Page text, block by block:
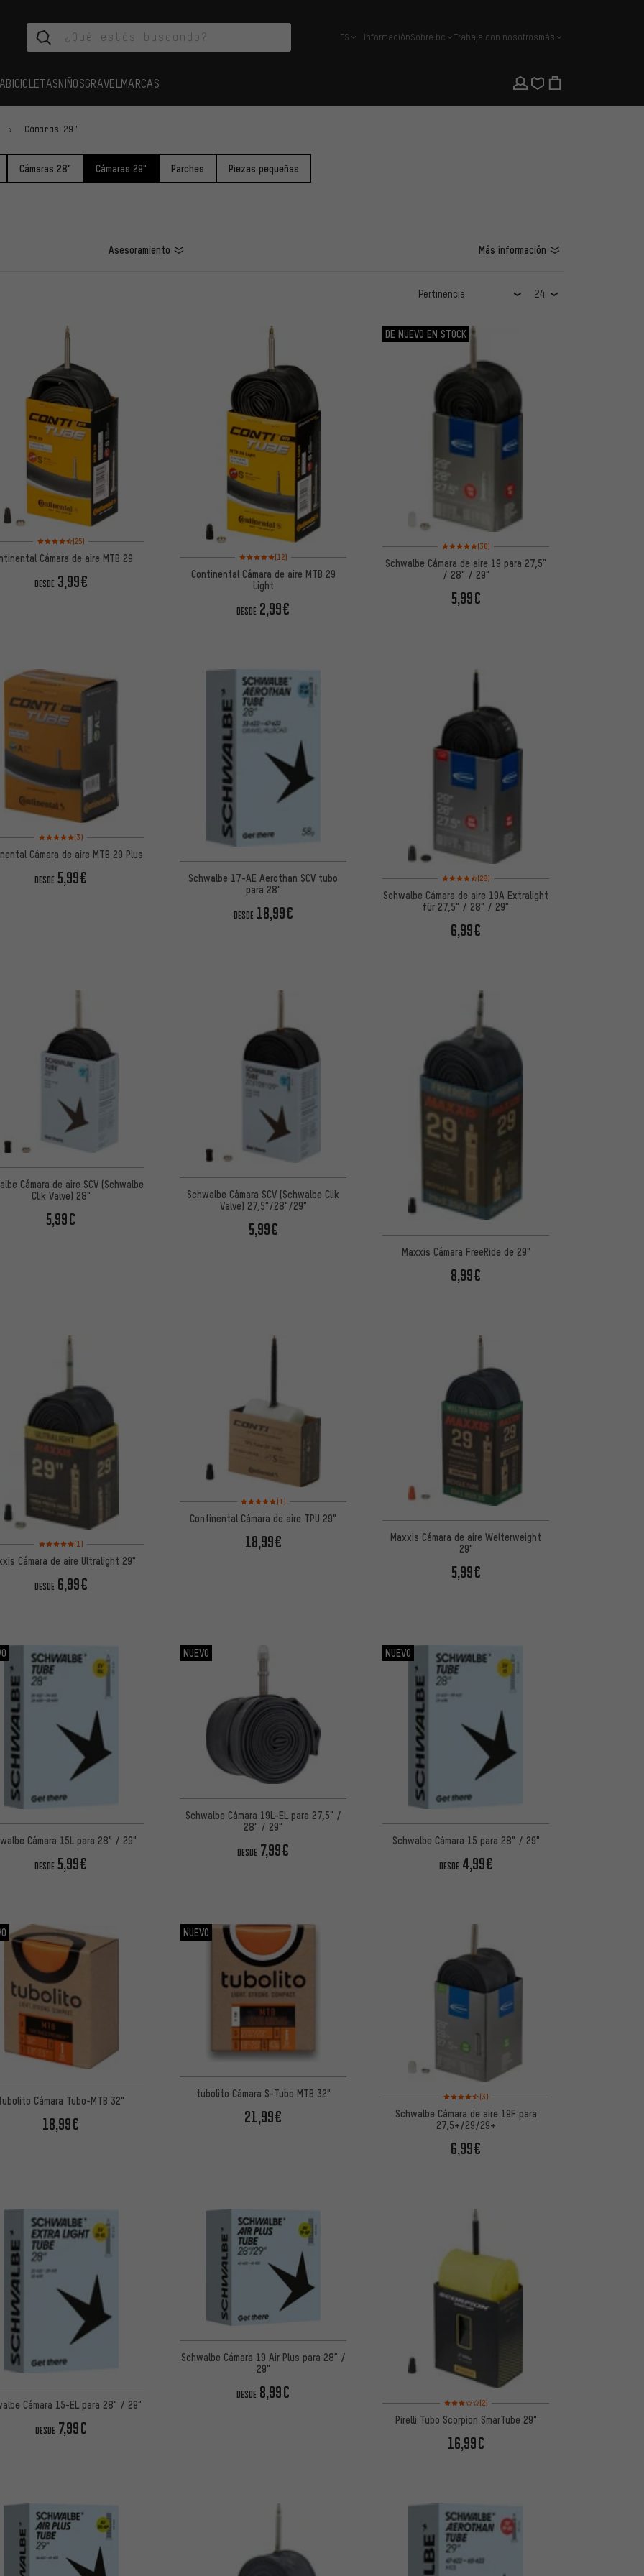
español
ES InformaciónSobre bc Trabaja con nosotrosmás
BICICLETASNIÑOSGRAVEL MARCAS
Cámaras 29"
Cámaras 28" Cámaras 29" Parches Piezas pequeñas
Asesoramiento Más información
Valoración media: 4,5 de 5 basada en 25 reseñas
(25)
Cámara de aire MTB 29
DESDE 3,99€
Valoración media: 5 de 5 basada en 12 reseñas
(12)
Continental Cámara de aire MTB 29
Light
DESDE 2,99€
DE NUEVO EN STOCK
Valoración media: 5 de 5 basada en 36 reseñas
(36)
Schwalbe Cámara de aire 19 para 27,5"
/ 28" / 29"
5,99€
Valoración media: 5 de 5 basada en 3 reseñas
(3)
Cámara de aire MTB 29 Plus
DESDE 5,99€
Schwalbe 17-AE Aerothan SCV tubo
para 28"
DESDE 18,99€
Valoración media: 4,5 de 5 basada en 28 reseñas
(28)
Schwalbe Cámara de aire 19A Extralight
für 27,5" / 28" / 29"
6,99€
Cámara de aire SCV (Schwalbe
Clik Valve) 28"
5,99€
Schwalbe Cámara SCV (Schwalbe Clik
Valve) 27,5"/28"/29"
5,99€
Maxxis Cámara FreeRide de 29"
8,99€
Valoración media: 5 de 5 basada en 1 reseñas
(1)
Cámara de aire Ultralight 29"
DESDE 6,99€
Valoración media: 5 de 5 basada en 1 reseñas
(1)
Continental Cámara de aire TPU 29"
18,99€
Maxxis Cámara de aire Welterweight
29"
5,99€
Cámara 15L para 28" / 29"
DESDE 5,99€
NUEVO
Schwalbe Cámara 19L-EL para 27,5" /
28" / 29"
DESDE 7,99€
NUEVO
Schwalbe Cámara 15 para 28" / 29"
DESDE 4,99€
Cámara Tubo-MTB 32"
18,99€
NUEVO
tubolito Cámara S-Tubo MTB 32"
21,99€
Valoración media: 4,5 de 5 basada en 3 reseñas
(3)
Schwalbe Cámara de aire 19F para
27,5+/29/29+
6,99€
Cámara 15-EL para 28" / 29"
DESDE 7,99€
Schwalbe Cámara 19 Air Plus para 28" /
29"
DESDE 8,99€ Valoración media: 3 de 5 basada en 2 reseñas
(2)
Pirelli Tubo Scorpion SmarTube 29"
16,99€